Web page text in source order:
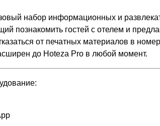
набор информационных и
познакомить гостей с отелем и
от печатных материалов в
до Hoteza Pro в любой момент.